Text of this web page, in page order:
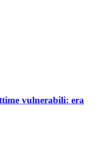
vulnerabili: era